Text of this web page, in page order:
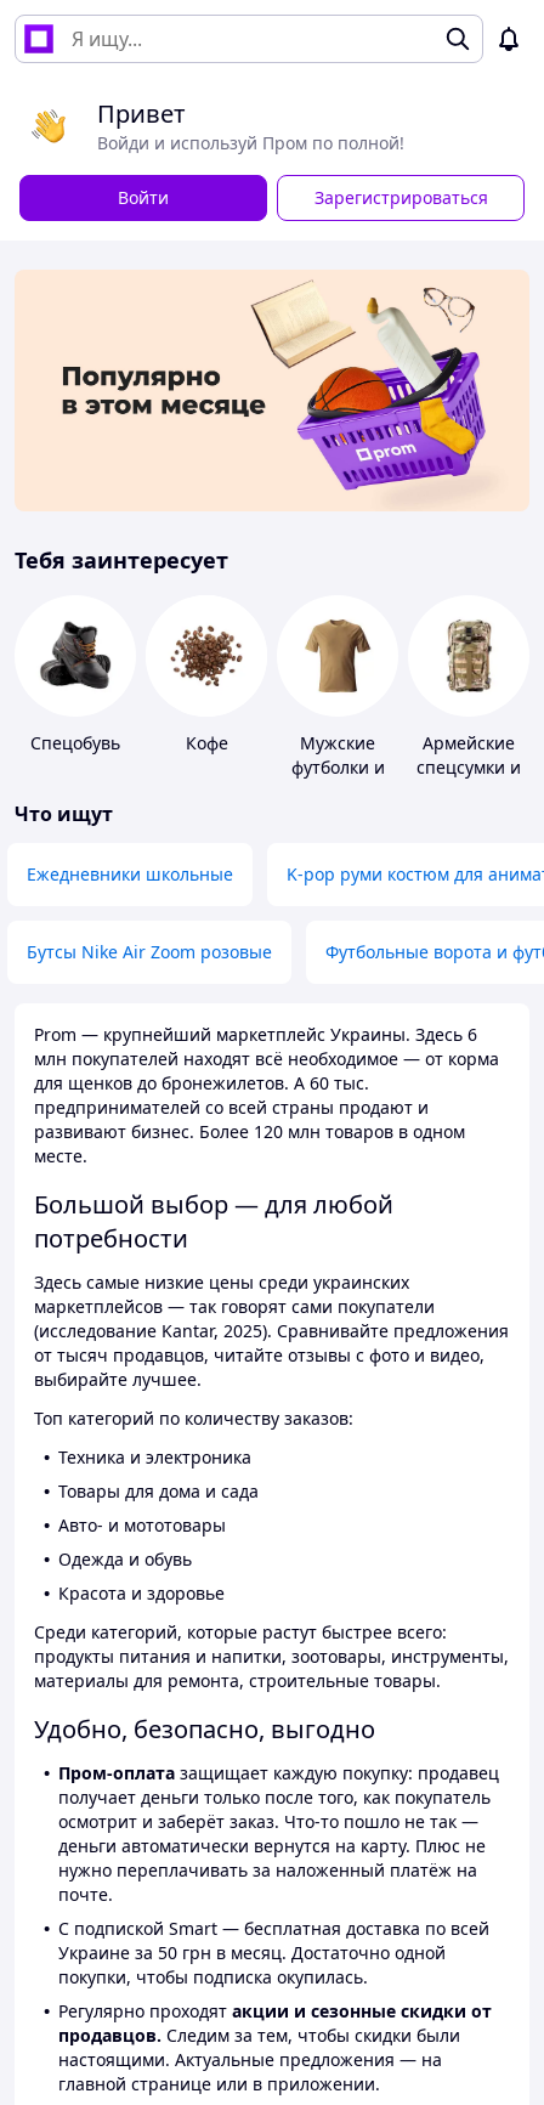
Привет
Войди и используй Пром по полной!
Войти Зарегистрироваться
Тебя заинтересует
Спецобувь Кофе
Мужские
футболки и
Армейские
спецсумки и
Что ищут
Ежедневники школьные K-pop руми костюм для
Бутсы Nike Air Zoom розовые Футбольные ворота и
Prom — крупнейший маркетплейс Украины. Здесь 6
млн покупателей находят всё необходимое — от корма
для щенков до бронежилетов. А 60 тыс.
предпринимателей со всей страны продают и
развивают бизнес. Более 120 млн товаров в одном
месте.
Большой выбор — для любой
потребности
Здесь самые низкие цены среди украинских
маркетплейсов — так говорят сами покупатели
(исследование Kantar, 2025). Сравнивайте предложения
от тысяч продавцов, читайте отзывы с фото и видео,
выбирайте лучшее.
Топ категорий по количеству заказов:
Техника и электроника
Товары для дома и сада
Авто- и мототовары
Одежда и обувь
Красота и здоровье
Среди категорий, которые растут быстрее всего:
продукты питания и напитки, зоотовары, инструменты,
материалы для ремонта, строительные товары.
Удобно, безопасно, выгодно
Пром-оплата защищает каждую покупку: продавец
получает деньги только после того, как покупатель
осмотрит и заберёт заказ. Что-то пошло не так —
деньги автоматически вернутся на карту. Плюс не
нужно переплачивать за наложенный платёж на
почте.
С подпиской Smart — бесплатная доставка по всей
Украине за 50 грн в месяц. Достаточно одной
покупки, чтобы подписка окупилась.
Регулярно проходят акции и сезонные скидки от
продавцов. Следим за тем, чтобы скидки были
настоящими. Актуальные предложения — на
главной странице или в приложении.